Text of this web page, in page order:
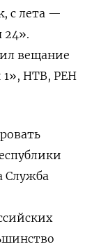
с лета —
24».
вещание
1», НТВ, РЕН
Служба